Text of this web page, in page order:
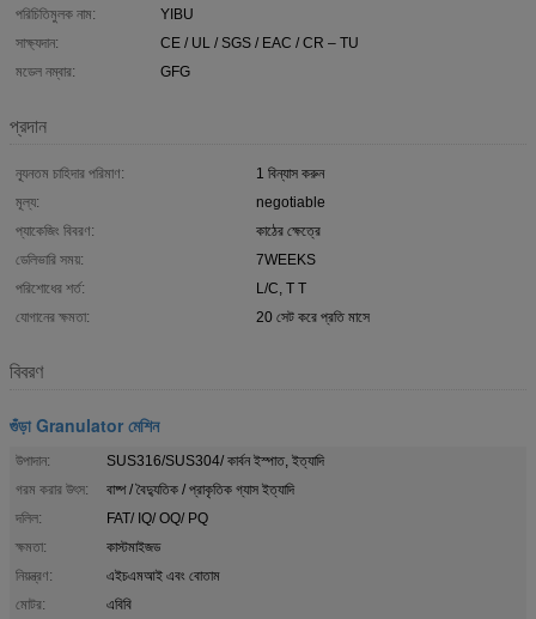
পরিচিতিমুলক নাম:
YIBU
সাক্ষ্যদান:
CE / UL / SGS / EAC / CR – TU
মডেল নম্বার:
GFG
প্রদান
ন্যূনতম চাহিদার পরিমাণ:
1 বিন্যাস করুন
মূল্য:
negotiable
প্যাকেজিং বিবরণ:
কাঠের ক্ষেত্রে
ডেলিভারি সময়:
7WEEKS
পরিশোধের শর্ত:
L/C, T T
যোগানের ক্ষমতা:
20 সেট করে প্রতি মাসে
বিবরণ
গুঁড়া Granulator মেশিন
উপাদান:
SUS316/SUS304/ কার্বন ইস্পাত, ইত্যাদি
গরম করার উৎস:
বাষ্প / বৈদ্যুতিক / প্রাকৃতিক গ্যাস ইত্যাদি
দলিল:
FAT/ IQ/ OQ/ PQ
ক্ষমতা:
কাস্টমাইজড
নিয়ন্ত্রণ:
এইচএমআই এবং বোতাম
মোটর:
এবিবি